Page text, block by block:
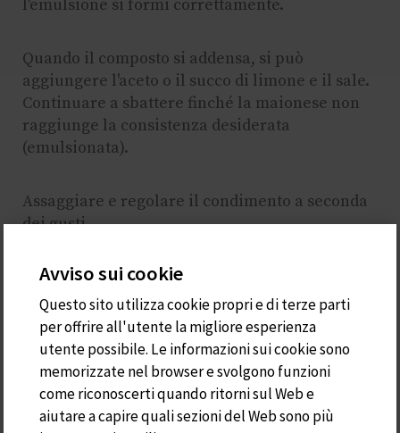
l'emulsione si formi correttamente.
Quando il composto si addensa, si può
aggiungere l'aceto o il succo di limone e il sale.
Continuare a sbattere finché la maionese non
raggiunge la consistenza desiderata
(emulsionata).
Assaggiare e regolare il condimento a seconda
dei gusti.
Se la maionese non è omogenea o non ha la
giusta consistenza, si può aggiungere un altro
uovo e continuare a sbattere lentamente
aggiungendo altro olio. È inoltre importante
assicurarsi che tutti gli ingredienti siano a
temperatura ambiente per favorire
l'emulsione.
Avviso sui cookie
Questo sito utilizza cookie propri e di terze parti
per offrire all'utente la migliore esperienza
utente possibile. Le informazioni sui cookie sono
memorizzate nel browser e svolgono funzioni
come riconoscerti quando ritorni sul Web e
aiutare a capire quali sezioni del Web sono più